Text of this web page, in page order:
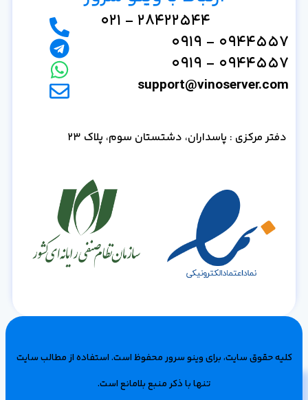
28422544 - 021
0944557 - 0919
0944557 - 0919
support@vinoserver.com
دفتر مرکزی : پاسداران، دشتستان سوم، پلاک 23
کلیه حقوق سایت، برای وینو سرور محفوظ است‌. استفاده از مطالب سایت
تنها با ذکر منبع بلامانع است.